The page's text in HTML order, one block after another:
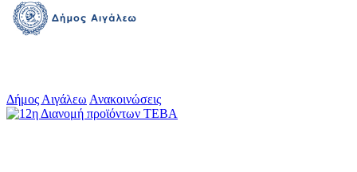
Δήμος Αιγάλεω Ανακοινώσεις